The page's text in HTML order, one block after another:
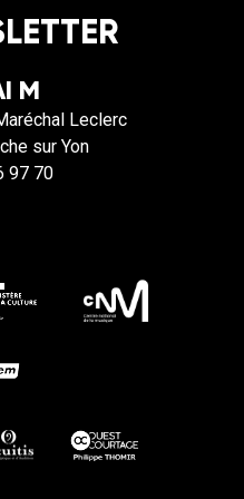
M
Leclerc
sur Yon
97 70